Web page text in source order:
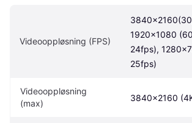
Videooppløsning (FPS)
1920x1080
24fps),
25fps)
Videooppløsning
(max)
3840x2160